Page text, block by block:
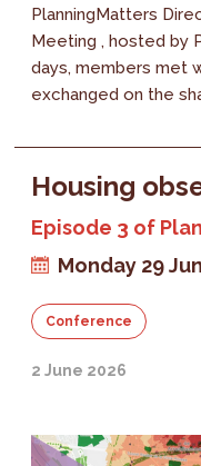
PlanningMatters
Meeting , hosted by
days, members met
exchanged on the
Housing
Episode 3 of
Monday 29
Conference
2 June 2026